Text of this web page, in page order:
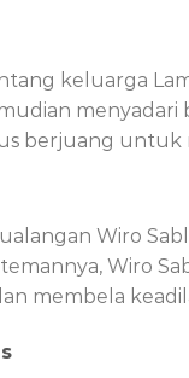
keluarga
berjuang
Wiro
Wiro
membela